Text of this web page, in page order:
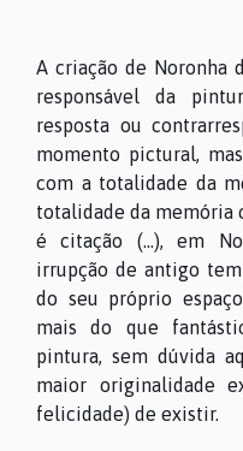
A criação de Noronha
responsável da
resposta ou
momento pictural,
com a totalidade da
totalidade da memória
é citação (...), em
irrupção de antigo
do seu próprio
mais do que
pintura, sem dúvida
maior originalidade
felicidade) de existir.